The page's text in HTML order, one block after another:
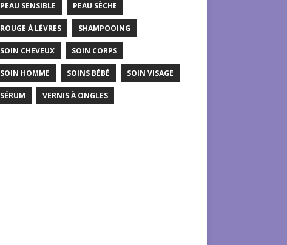
PEAU SENSIBLE PEAU SÈCHE
ROUGE À LÈVRES SHAMPOOING
SOIN CHEVEUX SOIN CORPS
SOIN HOMME SOINS BÉBÉ SOIN VISAGE
SÉRUM VERNIS À ONGLES